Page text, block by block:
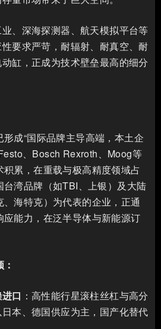
业、深海探测器、航天模拟平台等
要求严苛，耐辐射、耐真空、耐
缸，正成为技术壁垒最高的细分
成“国际品牌主导高端，本土企
、Bosch Rexroth、Moog等
累，在重载与极高精度领域占
湾品牌（如TBI、上银）及大陆
海特克）为代表的企业，正通
能力，在泛半导体与新能源订
口 ：高性能行星滚柱丝杠与高分
本、德国供应为主，国产化替代